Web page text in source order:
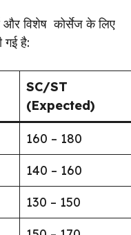
और विशेष कोर्सेज के लिए
है:
SC/ST
(Expected)
160 – 180
140 – 160
130 – 150